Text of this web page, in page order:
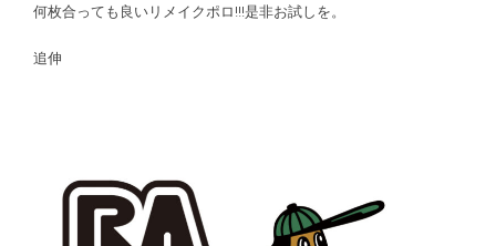
何枚合っても良いリメイクポロ!!!是非お試しを。
追伸